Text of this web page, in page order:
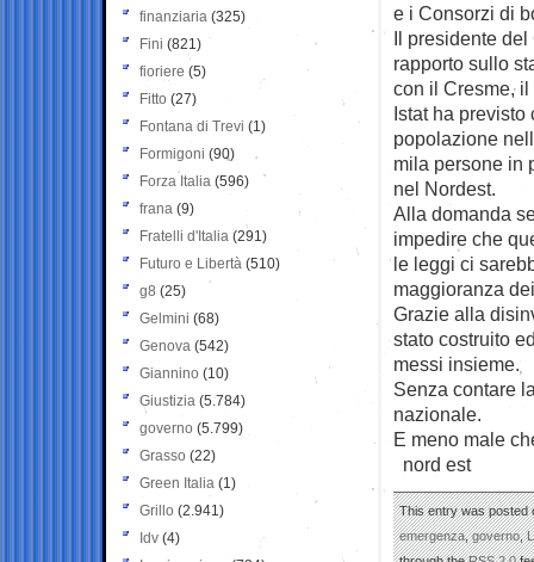
e i Consorzi di
Il presidente
rapporto sullo
con il Cresme,
Istat ha
popolazione
mila persone in
nel Nordest.
Alla domanda
impedire che
le leggi ci
maggioranza
Grazie alla
stato costruito
messi insieme.
Senza contare
nazionale.
E meno male
nord est
This entry was posted
emergenza,governo,
finanziaria (325)
Fini (821)
fioriere (5)
Fitto (27)
Fontana di Trevi (1)
Formigoni (90)
Forza Italia (596)
frana (9)
Fratelli d'Italia (291)
Futuro e Libertà (510)
g8 (25)
Gelmini (68)
Genova (542)
Giannino (10)
Giustizia (5.784)
governo (5.799)
Grasso (22)
Green Italia (1)
Grillo (2.941)
Idv (4)